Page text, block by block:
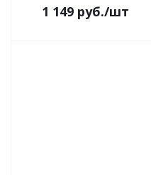
1 149руб./шт